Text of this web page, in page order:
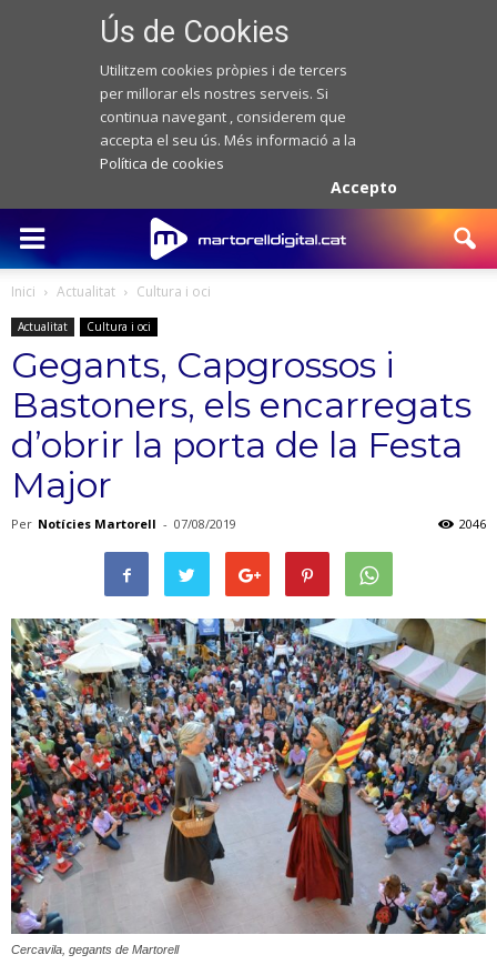
Ús de Cookies
Utilitzem cookies pròpies i de tercers
per millorar els nostres serveis. Si
continua navegant , considerem que
accepta el seu ús. Més informació a la
Política de cookies
Accepto
Inici Actualitat Cultura i oci
Actualitat Cultura i oci
Gegants, Capgrossos i
Bastoners, els encarregats
d’obrir la porta de la Festa
Major
Per Notícies Martorell - 07/08/2019 2046
Cercavila, gegants de Martorell